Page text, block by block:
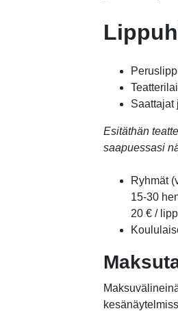
Saattajat
Esitäthän
saapuessasi
Ryhmät
15-30
20 € /